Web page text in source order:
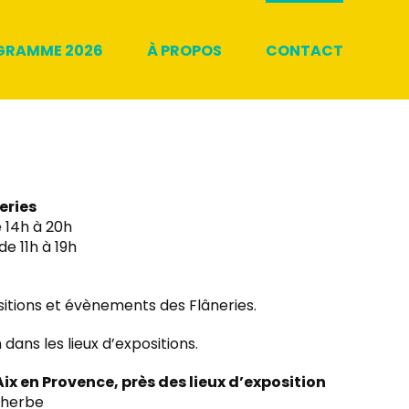
2026 À PROPOS CONTACT
à 20h
11h à 19h
et évènements des Flâneries.
les lieux d’expositions.
en Provence, près des lieux d’exposition